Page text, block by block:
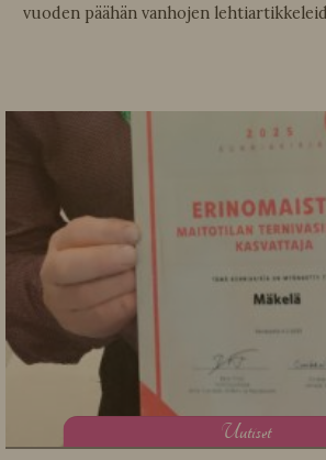
vuoden päähän vanhojen
Uutiset